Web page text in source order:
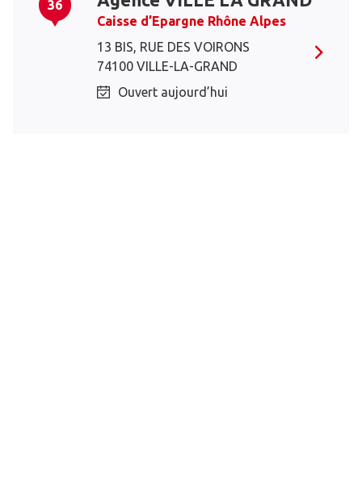
36
Caisse d’Epargne Rhône Alpes
13 BIS, RUE DES VOIRONS
74100 VILLE-LA-GRAND
Ouvert aujourd’hui